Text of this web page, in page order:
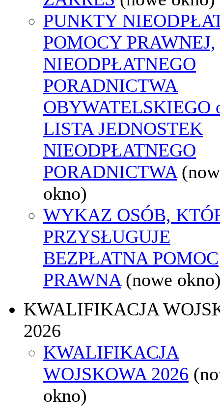
PUNKTY
POMOCY PRAWNEJ,
NIEODPŁATNEGO
PORADNICTWA
OBYWATELSKIEGO
LISTA JEDNOSTEK
NIEODPŁATNEGO
PORADNICTWA
okno)
WYKAZ OSÓB,
PRZYSŁUGUJE
BEZPŁATNA POMOC
PRAWNA (nowe
KWALIFIKACJA
2026
KWALIFIKACJA
WOJSKOWA 2026
okno)